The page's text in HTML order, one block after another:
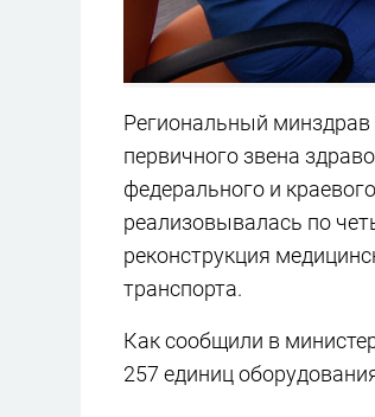
Региональный
первичного звена
федерального и
реализовывалась по
реконструкция
транспорта.
Как сообщили в
257 единиц